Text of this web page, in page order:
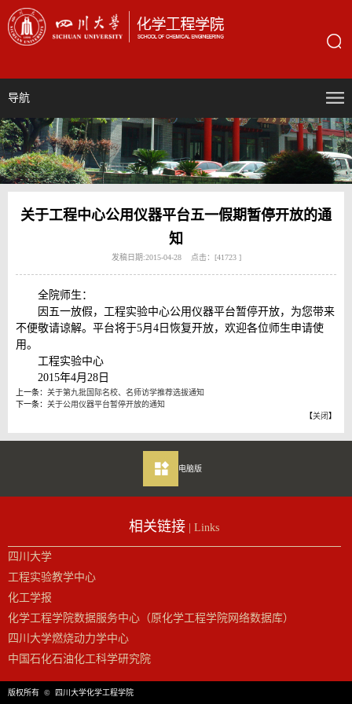
导航
关于工程中心公用仪器平台五一假期暂停开放的通
知
发稿日期:2015-04-28 点击：[41723 ]
全院师生：
因五一放假，工程实验中心公用仪器平台暂停开放，为您带来
不便敬请谅解。平台将于5月4日恢复开放，欢迎各位师生申请使
用。
工程实验中心
2015年4月28日
上一条： 关于第九批国际名校、名师访学推荐选拔通知
下一条： 关于公用仪器平台暂停开放的通知
【关闭】
电脑版
相关链接 | Links
四川大学
工程实验教学中心
化工学报
化学工程学院数据服务中心（原化学工程学院网络数据库）
四川大学燃烧动力学中心
中国石化石油化工科学研究院
版权所有 © 四川大学化学工程学院